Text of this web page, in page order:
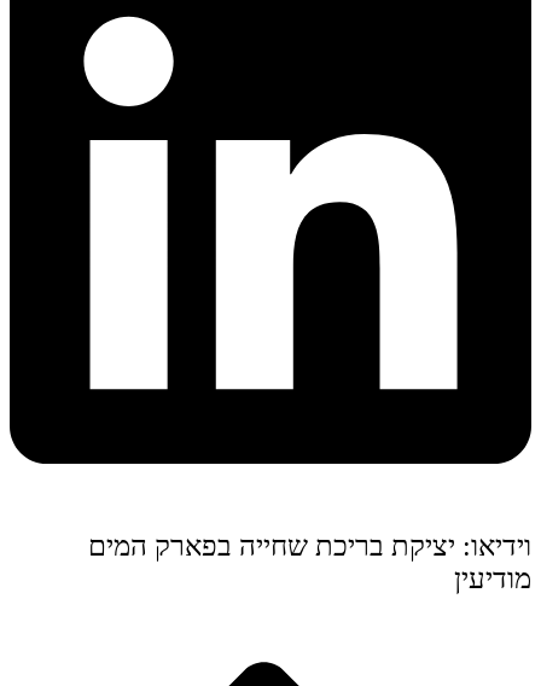
וידיאו: יציקת בריכת שחייה בפארק המים
מודיעין